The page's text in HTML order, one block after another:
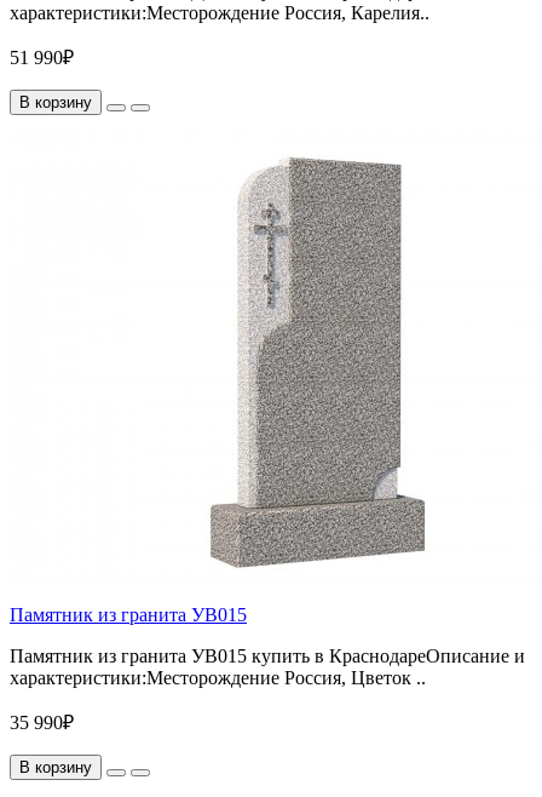
характеристики:Месторождение Россия, Карелия..
51 990₽
В корзину
Памятник из гранита УВ015
Памятник из гранита УВ015 купить в КраснодареОписание и
характеристики:Месторождение Россия, Цветок ..
35 990₽
В корзину